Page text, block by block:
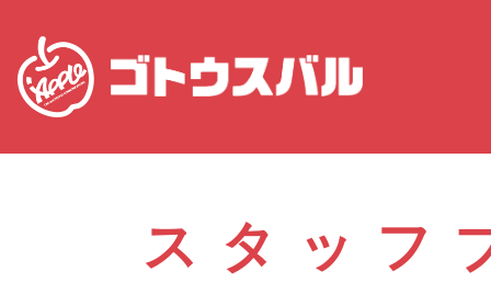
アップル
愛知県春日井市柏井町4-43-1
アップル春日井中央店
スタッフ